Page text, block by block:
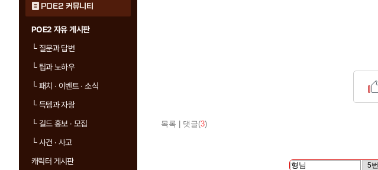
POE2 커뮤니티
POE2 자유 게시판
└질문과 답변
└팁과 노하우
└패치 · 이벤트 · 소식
└득템과 자랑
└길드 홍보 · 모집
└사건 · 사고
캐릭터 게시판
목록 댓글(3)
5번